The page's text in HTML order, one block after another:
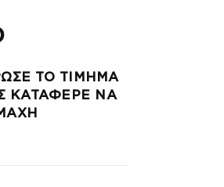
ΤΟ ΤΙΜΗΜΑ
ΚΑΤΑΦΕΡΕ ΝΑ